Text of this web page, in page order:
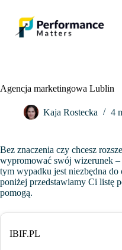
Agencja marketingowa Lublin
Kaja Rostecka 4
Bez znaczenia czy chcesz
wypromować swój wizerunek
tym wypadku jest niezbędna do
poniżej przedstawiamy Ci listę
pomogą.
IBIF.PL